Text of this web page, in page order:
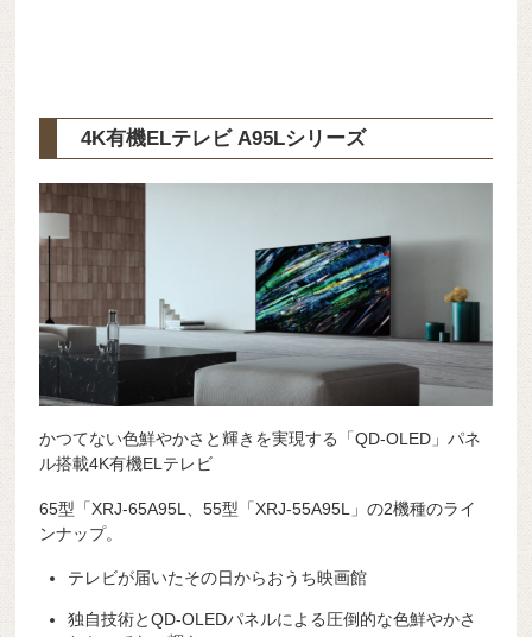
4K有機ELテレビ A95Lシリーズ
かつてない色鮮やかさと輝きを実現する「QD-OLED」パネ
ル搭載4K有機ELテレビ
65型「XRJ-65A95L、55型「XRJ-55A95L」の2機種のライ
ンナップ。
テレビが届いたその日からおうち映画館
独自技術とQD-OLEDパネルによる圧倒的な色鮮やかさ